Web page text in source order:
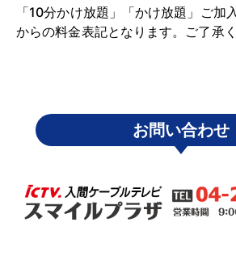
「10分かけ放題」「かけ放題」ご加
からの料金表記となります。ご了承く
お問い合わせ